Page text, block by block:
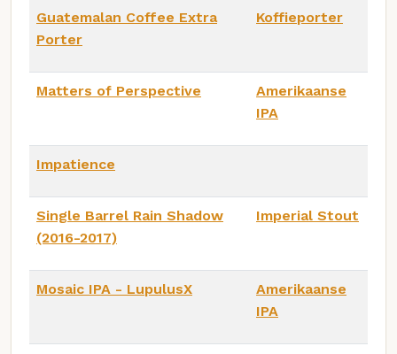
Guatemalan Coffee Extra
Porter
Koffieporter
Matters of Perspective
Amerikaanse
IPA
Impatience
Single Barrel Rain Shadow
(2016-2017)
Imperial Stout
Mosaic IPA - LupulusX
Amerikaanse
IPA